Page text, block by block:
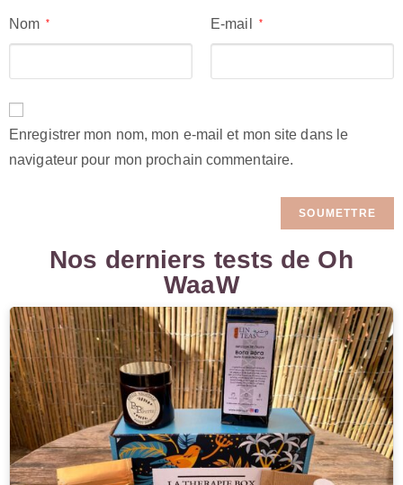
Nom * E-mail *
Enregistrer mon nom, mon e-mail et mon site dans le
navigateur pour mon prochain commentaire.
Nos derniers tests de Oh
WaaW